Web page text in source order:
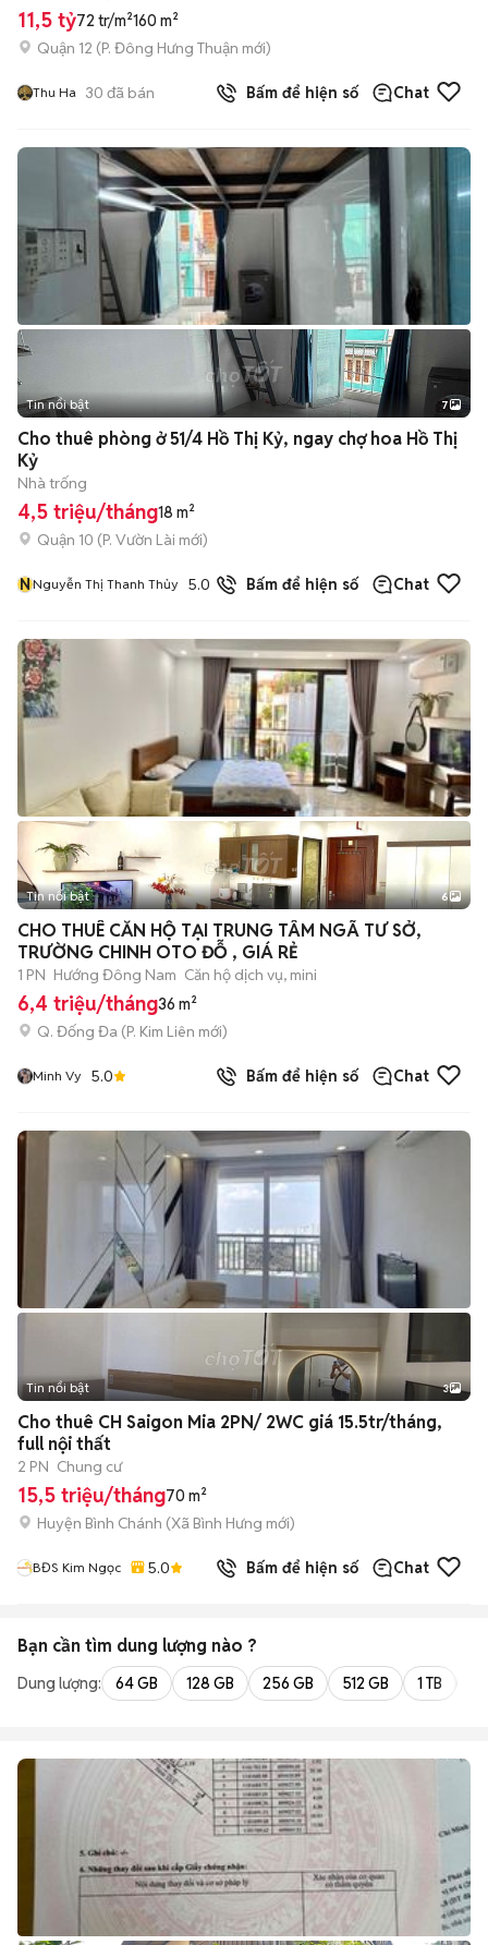
11,5 tỷ72 tr/m²160 m²
Quận 12 (P. Đông Hưng Thuận mới)
Thu Ha 30 đã bán Bấm để hiện số Chat
+2
Tin nổi bật 7
Cho thuê phòng ở 51/4 Hồ Thị Kỷ, ngay chợ hoa Hồ Thị
Kỷ
Nhà trống
4,5 triệu/tháng18 m²
Quận 10 (P. Vườn Lài mới)
NNguyễn Thị Thanh Thủy 5.0 Bấm để hiện số Chat
+2
Tin nổi bật 6
CHO THUÊ CĂN HỘ TẠI TRUNG TÂM NGÃ TƯ SỞ,
TRƯỜNG CHINH OTO ĐỖ , GIÁ RẺ
1 PN Hướng Đông Nam Căn hộ dịch vụ, mini
6,4 triệu/tháng36 m²
Q. Đống Đa (P. Kim Liên mới)
Minh Vy 5.0 Bấm để hiện số Chat
Tin nổi bật 3
Cho thuê CH Saigon Mia 2PN/ 2WC giá 15.5tr/tháng,
full nội thất
2 PN Chung cư
15,5 triệu/tháng70 m²
Huyện Bình Chánh (Xã Bình Hưng mới)
BĐS Kim Ngọc 5.0 Bấm để hiện số Chat
Bạn cần tìm dung lượng nào ?
Dung lượng: 64 GB 128 GB 256 GB 512 GB 1 TB